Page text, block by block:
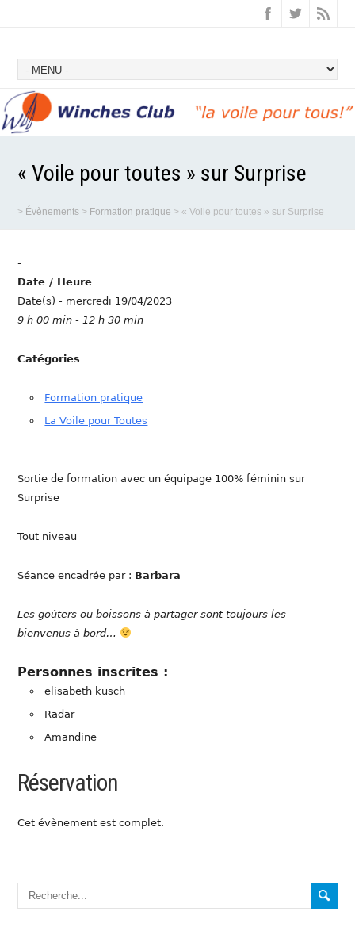
« Voile pour toutes » sur Surprise
> Évènements > Formation pratique >« Voile pour toutes » sur Surprise
-
Date / Heure
Date(s) - mercredi 19/04/2023
9 h 00 min - 12 h 30 min
Catégories
Formation pratique
La Voile pour Toutes
Sortie de formation avec un équipage 100% féminin sur
Surprise
Tout niveau
Séance encadrée par : Barbara
Les goûters ou boissons à partager sont toujours les
bienvenus à bord…
Personnes inscrites :
elisabeth kusch
Radar
Amandine
Réservation
Cet évènement est complet.